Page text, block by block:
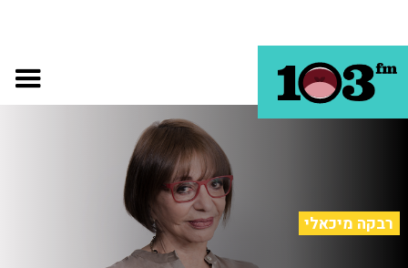
רבקה מיכאלי